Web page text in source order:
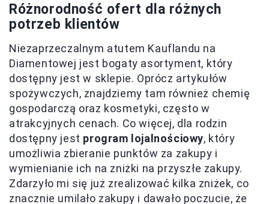
Różnorodność ofert dla różnych
potrzeb klientów
Niezaprzeczalnym atutem Kauflandu na
Diamentowej jest bogaty asortyment, który
dostępny jest w sklepie. Oprócz artykułów
spożywczych, znajdziemy tam również chemię
gospodarczą oraz kosmetyki, często w
atrakcyjnych cenach. Co więcej, dla rodzin
dostępny jest program lojalnościowy, który
umożliwia zbieranie punktów za zakupy i
wymienianie ich na zniżki na przyszłe zakupy.
Zdarzyło mi się już zrealizować kilka zniżek, co
znacznie umilało zakupy i dawało poczucie, że